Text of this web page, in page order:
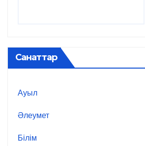
Санаттар
Ауыл
Әлеумет
Білім